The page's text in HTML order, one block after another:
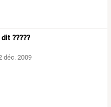
?????
déc. 2009